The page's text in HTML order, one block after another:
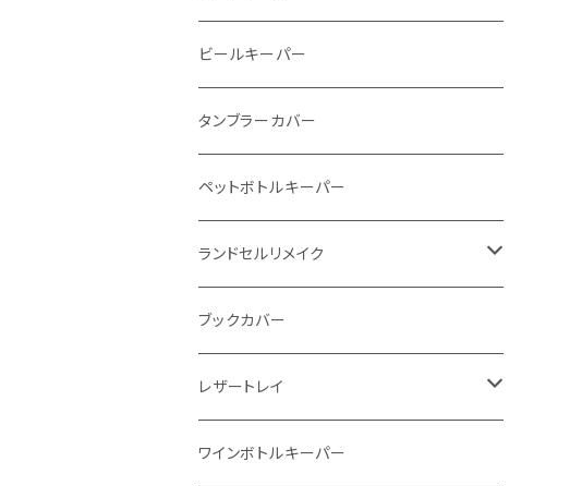
メタルウォレット
インビジブルウォレット
イントレチャート 編み込みアートウォレッ
ト
"Crammy"L字フラップウォレット
"メッセージ"カリグラフィーウォレット
L字ファスナー
柔らか革財布
イントレチャート
ラウンドファスナー
ビールキーパー
タンブラーカバー
ペットボトルキーパー
ランドセルリメイク
写真立て
ブックカバー
レザートレイ
番外編"Wave"
ワインボトルキーパー